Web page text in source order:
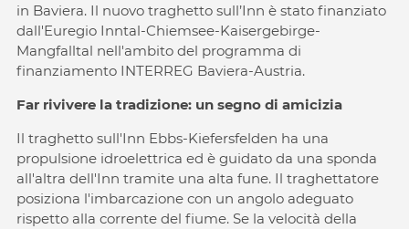
in Baviera. Il nuovo traghetto sull’Inn è stato finanziato
dall'Euregio Inntal-Chiemsee-Kaisergebirge-
Mangfalltal nell'ambito del programma di
finanziamento INTERREG Baviera-Austria.
Far rivivere la tradizione: un segno di amicizia
Il traghetto sull'Inn Ebbs-Kiefersfelden ha una
propulsione idroelettrica ed è guidato da una sponda
all'altra dell'Inn tramite una alta fune. Il traghettatore
posiziona l'imbarcazione con un angolo adeguato
rispetto alla corrente del fiume. Se la velocità della